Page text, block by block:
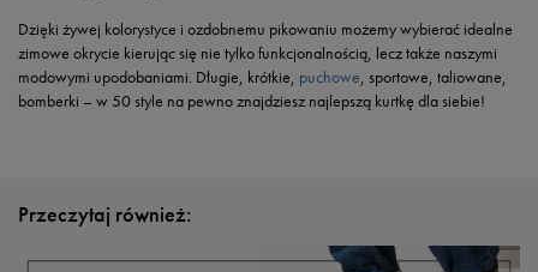
Dzięki żywej kolorystyce i ozdobnemu pikowaniu możemy wybierać idealne
zimowe okrycie kierując się nie tylko funkcjonalnością, lecz także naszymi
modowymi upodobaniami. Długie, krótkie, puchowe, sportowe, taliowane,
bomberki – w 50 style na pewno znajdziesz najlepszą kurtkę dla siebie!
Przeczytaj również: